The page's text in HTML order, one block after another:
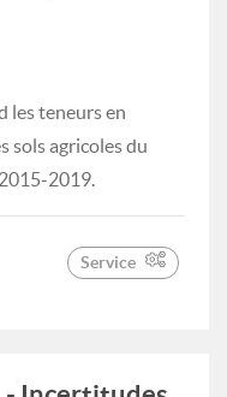
les teneurs en
sols agricoles du
2019.
Service